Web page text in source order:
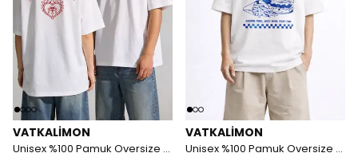
VATKALIMON
Unisex %100 Pamuk Oversize Yuvarlak Yaka Baskılı T-shirt
VATKALIMON
Unisex %100 Pamuk Oversize Yuvarlak Yaka Baskılı T-shirt